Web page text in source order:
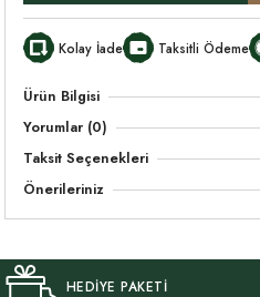
Kolay İade Taksitli Ödeme
Ürün Bilgisi
Yorumlar (0)
Taksit Seçenekleri
Önerileriniz
HEDİYE PAKETİ